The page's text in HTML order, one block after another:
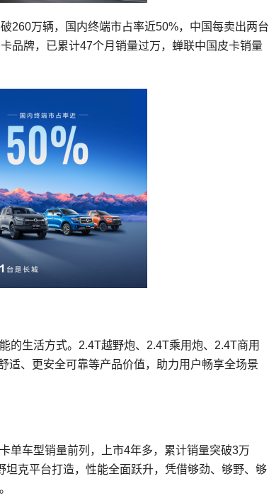
260万辆，国内终端市占率近50%，中国每卖出两台
品牌，已累计47个月销量过万，蝉联中国皮卡销量
的生活方式。2.4T越野炮、2.4T乘用炮、2.4T商用
适、更安全可靠等产品价值，助力用户畅享全场景
单车型销量前列，上市4年多，累计销量突破3万
坦克平台打造，性能全面跃升，凭借够劲、够野、够